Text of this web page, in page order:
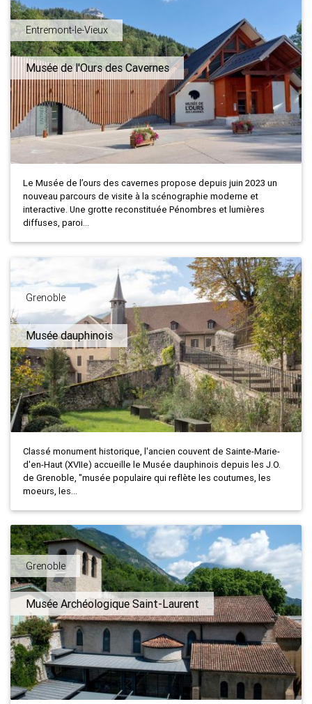
Entremont-le-Vieux
Musée de l'Ours des Cavernes
Le Musée de l’ours des cavernes propose depuis juin 2023 un
nouveau parcours de visite à la scénographie moderne et
interactive. Une grotte reconstituée Pénombres et lumières
diffuses, paroi...
Grenoble
Musée dauphinois
Classé monument historique, l'ancien couvent de Sainte-Marie-
d'en-Haut (XVIIe) accueille le Musée dauphinois depuis les J.O.
de Grenoble, "musée populaire qui reflète les coutumes, les
moeurs, les...
Grenoble
Musée Archéologique Saint-Laurent